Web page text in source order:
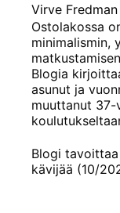
Virve Fredman
Ostolakossa
minimalismin,
Blogia
asunut ja
muuttanut 37-
Blogi
kävijää (10/